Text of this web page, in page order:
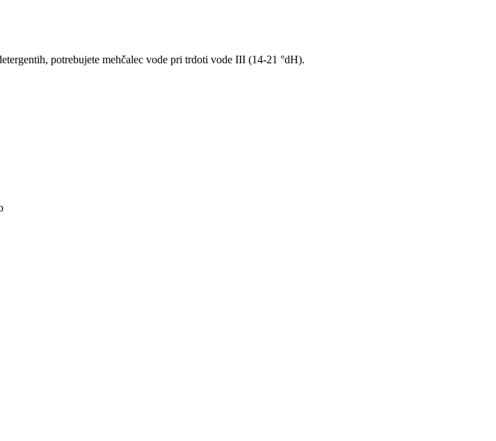
potrebujete mehčalec vode pri trdoti vode III (14-21 °dH).